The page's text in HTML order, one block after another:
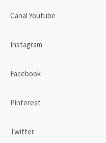
Canal Youtube
Instagram
Facebook
Pinterest
Twitter